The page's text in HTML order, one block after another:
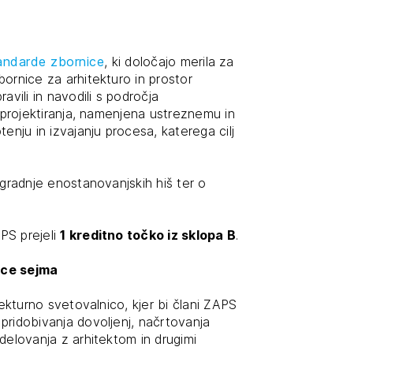
SE
zbornice, ki določajo merila za
za arhitekturo in prostor
in navodili s področja
namenjena ustreznemu in
in izvajanju procesa, katerega cilj
enostanovanjskih hiš ter o
prejeli1 kreditno točko iz sklopa B.
sejma
svetovalnico, kjer bi člani ZAPS
dovoljenj, načrtovanja
z arhitektom in drugimi